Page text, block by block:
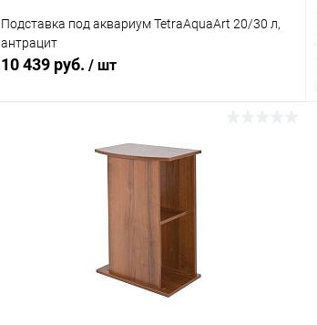
Подставка под аквариум TetraAquaArt 20/30 л,
антрацит
10 439 руб. / шт
В наличии